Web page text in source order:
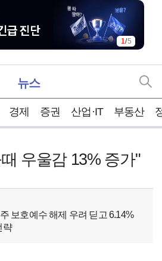
1/5
뉴스
경제 증권 산업·IT 부동산
우울감 13% 증가"
보호예수 해제 우려 딛고 6.14%
략